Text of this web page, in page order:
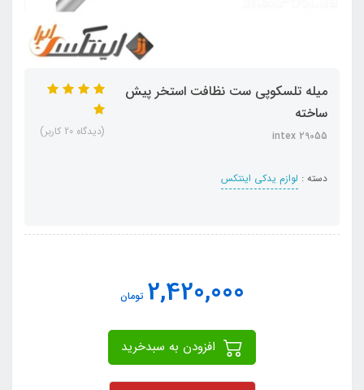
میله تلسکوپی ست نظافت استخر پیش
ساخته
intex 29055
دسته : لوازم یدکی اینتکس
(دیدگاه 20 کاربر)
2,420,000 تومان